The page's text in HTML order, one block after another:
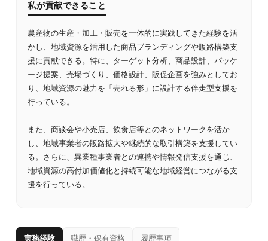
私が貢献できること
農産物の生産・加工・販売を一体的に実践してきた経験を活
かし、地域資源を活用した商品ブランディングや販路構築支
援に貢献できる。特に、ターゲット分析、商品設計、パッケ
ージ提案、売場づくり、価格設計、販促企画を強みとしてお
り、地域資源の魅力を「売れる形」に設計する伴走型支援を
行っている。
また、商談会や小売店、飲食店等とのネットワークを活か
し、地域事業者の販路拡大や継続的な取引構築を支援してい
る。さらに、異業種事業者との連携や情報発信支援を通じ、
地域資源の高付加価値化と持続可能な地域経営につながる支
援を行っている。
実務経験 職歴・保有資格 履歴事項